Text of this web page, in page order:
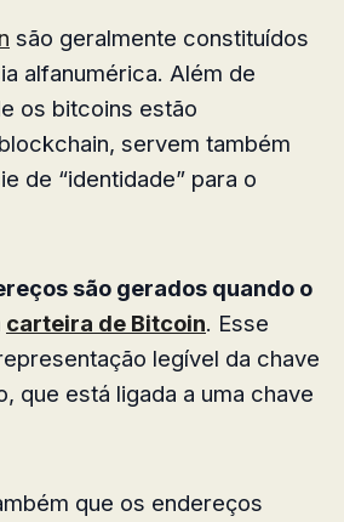
são geralmente constituídos
alfanumérica. Além de
os bitcoins estão
servem também
de “identidade” para o
são gerados quando o
carteira de Bitcoin. Esse
legível da chave
que está ligada a uma chave
que os endereços